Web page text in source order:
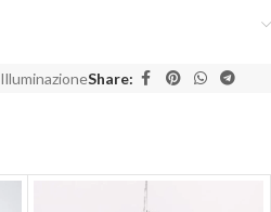
IlluminazioneShare: